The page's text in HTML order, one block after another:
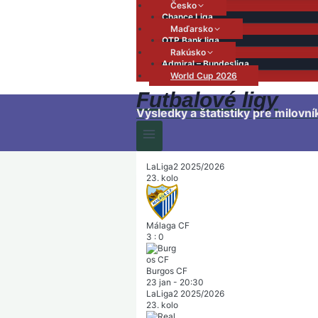
Česko
Chance Liga
Maďarsko
OTP Bank liga
Rakúsko
Admiral – Bundesliga
World Cup 2026
Futbalové ligy
Výsledky a štatistiky pre
LaLiga2 2025/2026
23. kolo
Málaga CF
3 : 0
Burgos CF
23 jan - 20:30
LaLiga2 2025/2026
23. kolo